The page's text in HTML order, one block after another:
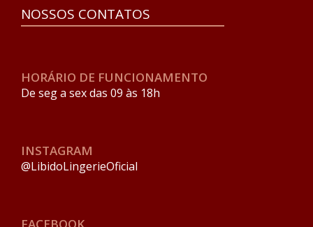
NOSSOS CONTATOS
HORÁRIO DE FUNCIONAMENTO
De seg a sex das 09 às 18h
INSTAGRAM
@LibidoLingerieOficial